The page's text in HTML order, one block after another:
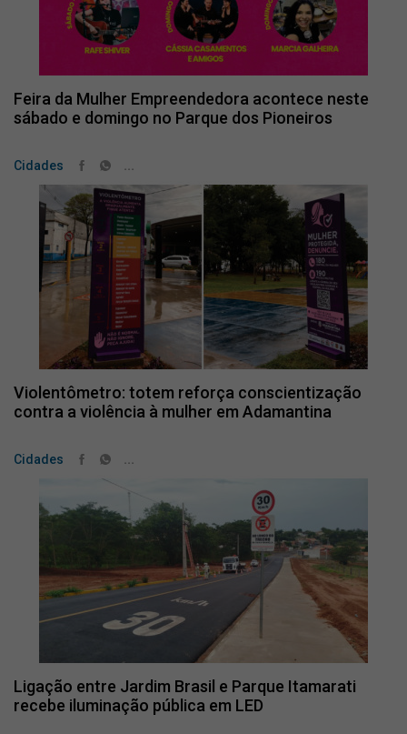
Feira da Mulher Empreendedora acontece neste
sábado e domingo no Parque dos Pioneiros
Cidades ...
Violentômetro: totem reforça conscientização
contra a violência à mulher em Adamantina
Cidades ...
Ligação entre Jardim Brasil e Parque Itamarati
recebe iluminação pública em LED